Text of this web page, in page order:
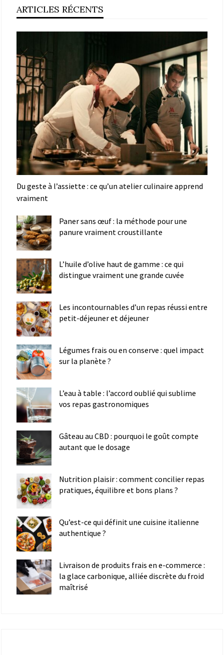
ARTICLES RÉCENTS
Du geste à l’assiette : ce qu’un atelier culinaire apprend
vraiment
Paner sans œuf : la méthode pour une
panure vraiment croustillante
L’huile d’olive haut de gamme : ce qui
distingue vraiment une grande cuvée
Les incontournables d’un repas réussi entre
petit-déjeuner et déjeuner
Légumes frais ou en conserve : quel impact
sur la planète ?
L’eau à table : l’accord oublié qui sublime
vos repas gastronomiques
Gâteau au CBD : pourquoi le goût compte
autant que le dosage
Nutrition plaisir : comment concilier repas
pratiques, équilibre et bons plans ?
Qu’est-ce qui définit une cuisine italienne
authentique ?
Livraison de produits frais en e-commerce :
la glace carbonique, alliée discrète du froid
maîtrisé